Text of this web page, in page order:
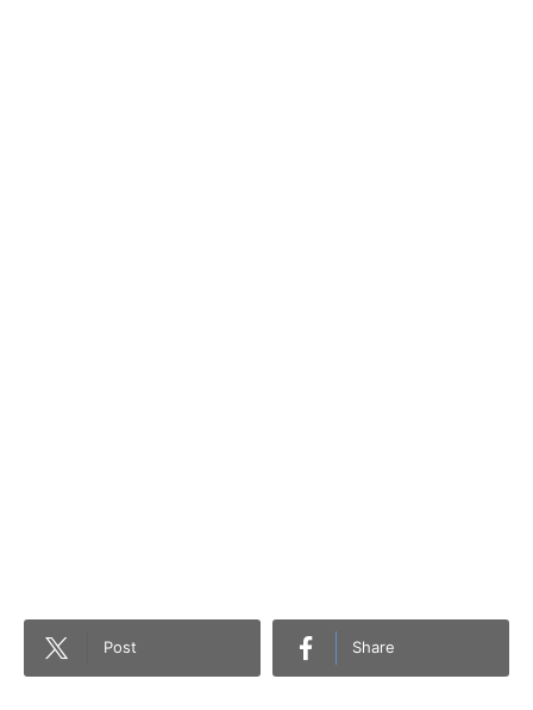
Post Share